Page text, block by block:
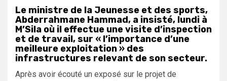
Le ministre de la Jeunesse et des sports,
Abderrahmane Hammad, a insisté, lundi à
M’Sila où il effectue une visite d’inspection
et de travail, sur « l’importance d’une
meilleure exploitation » des
infrastructures relevant de son secteur.
Après avoir écouté un exposé sur le projet de